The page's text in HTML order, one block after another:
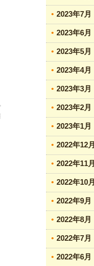
2023年7月
2023年6月
2023年5月
2023年4月
2023年3月
2023年2月
2023年1月
2022年12月
2022年11月
2022年10月
2022年9月
2022年8月
2022年7月
2022年6月